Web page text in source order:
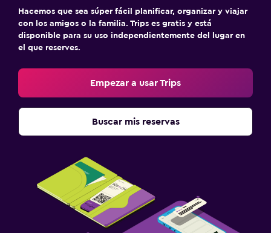
Hacemos que sea súper fácil planificar, organizar y viajar
con los amigos o la familia. Trips es gratis y está
disponible para su uso independientemente del lugar en
el que reserves.
Empezar a usar Trips
Buscar mis reservas